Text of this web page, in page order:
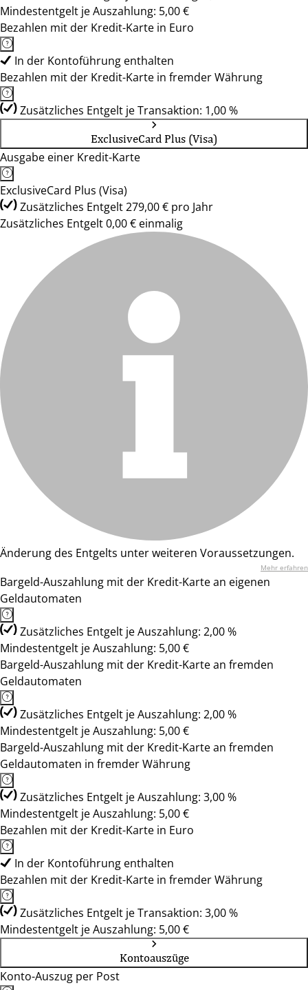
Mindestentgelt je Auszahlung: 5,00 €
Bezahlen mit der Kredit-Karte in Euro
In der Kontoführung enthalten
Bezahlen mit der Kredit-Karte in fremder Währung
Zusätzliches Entgelt je Transaktion: 1,00 %
ExclusiveCard Plus (Visa)
Ausgabe einer Kredit-Karte
ExclusiveCard Plus (Visa)
Zusätzliches Entgelt 279,00 € pro Jahr
Zusätzliches Entgelt 0,00 € einmalig
Änderung des Entgelts unter weiteren Voraussetzungen.
Mehr erfahren
Bargeld-Auszahlung mit der Kredit-Karte an eigenen
Geldautomaten
Zusätzliches Entgelt je Auszahlung: 2,00 %
Mindestentgelt je Auszahlung: 5,00 €
Bargeld-Auszahlung mit der Kredit-Karte an fremden
Geldautomaten
Zusätzliches Entgelt je Auszahlung: 2,00 %
Mindestentgelt je Auszahlung: 5,00 €
Bargeld-Auszahlung mit der Kredit-Karte an fremden
Geldautomaten in fremder Währung
Zusätzliches Entgelt je Auszahlung: 3,00 %
Mindestentgelt je Auszahlung: 5,00 €
Bezahlen mit der Kredit-Karte in Euro
In der Kontoführung enthalten
Bezahlen mit der Kredit-Karte in fremder Währung
Zusätzliches Entgelt je Transaktion: 3,00 %
Mindestentgelt je Auszahlung: 5,00 €
Kontoauszüge
Konto-Auszug per Post